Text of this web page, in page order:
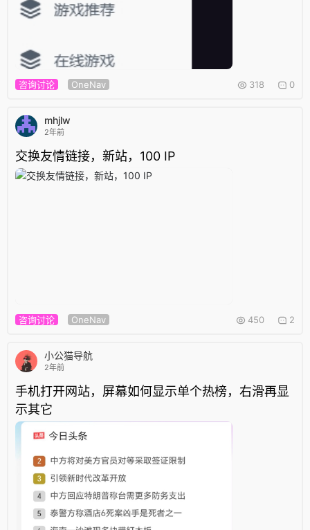
咨询讨论 OneNav 318 0
mhjlw
2年前
交换友情链接，新站，100 IP
咨询讨论 OneNav 450 2
小公猫导航
2年前
手机打开网站，屏幕如何显示单个热榜，右滑再显
示其它